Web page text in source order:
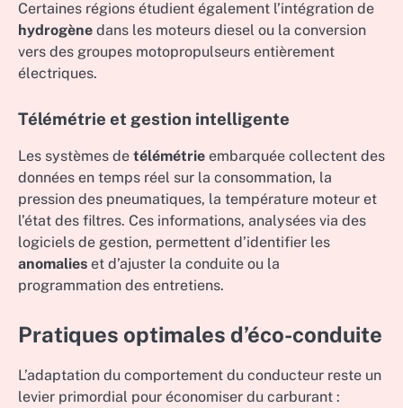
Certaines régions étudient également l’intégration de
hydrogène dans les moteurs diesel ou la conversion
vers des groupes motopropulseurs entièrement
électriques.
Télémétrie et gestion intelligente
Les systèmes de télémétrie embarquée collectent des
données en temps réel sur la consommation, la
pression des pneumatiques, la température moteur et
l’état des filtres. Ces informations, analysées via des
logiciels de gestion, permettent d’identifier les
anomalies et d’ajuster la conduite ou la
programmation des entretiens.
Pratiques optimales d’éco-conduite
L’adaptation du comportement du conducteur reste un
levier primordial pour économiser du carburant :